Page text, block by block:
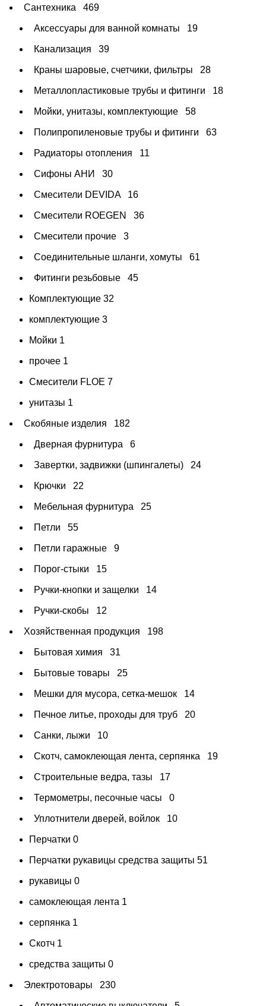
Сантехника 469
Аксессуары для ванной комнаты 19
Канализация 39
Краны шаровые, счетчики, фильтры 28
Металлопластиковые трубы и фитинги 18
Мойки, унитазы, комплектующие 58
Полипропиленовые трубы и фитинги 63
Радиаторы отопления 11
Сифоны АНИ 30
Смесители DEVIDA 16
Смесители ROEGEN 36
Смесители прочие 3
Соединительные шланги, хомуты 61
Фитинги резьбовые 45
Комплектующие 32
комплектующие 3
Мойки 1
прочее 1
Смесители FLOE 7
унитазы 1
Скобяные изделия 182
Дверная фурнитура 6
Завертки, задвижки (шпингалеты) 24
Крючки 22
Мебельная фурнитура 25
Петли 55
Петли гаражные 9
Порог-стыки 15
Ручки-кнопки и защелки 14
Ручки-скобы 12
Хозяйственная продукция 198
Бытовая химия 31
Бытовые товары 25
Мешки для мусора, сетка-мешок 14
Печное литье, проходы для труб 20
Санки, лыжи 10
Скотч, самоклеющая лента, серпянка 19
Строительные ведра, тазы 17
Термометры, песочные часы 0
Уплотнители дверей, войлок 10
Перчатки 0
Перчатки рукавицы средства защиты 51
рукавицы 0
самоклеющая лента 1
серпянка 1
Скотч 1
средства защиты 0
Электротовары 230